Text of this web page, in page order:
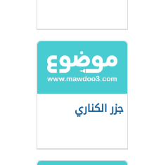
جزر الكناري